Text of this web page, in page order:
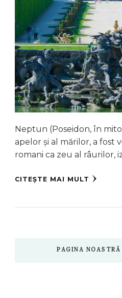
Neptun (Poseidon, în
apelor și al mărilor, a fost
romani ca zeu al râurilor,
CITEȘTE MAI MULT
PAGINA NOASTRĂ